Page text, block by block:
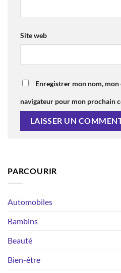
Site web
Enregistrer mon nom,
navigateur pour mon prochain
PARCOURIR
Automobiles
Bambins
Beauté
Bien-être